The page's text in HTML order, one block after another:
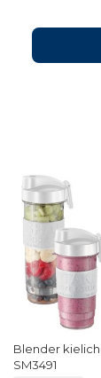
Blender
SM3491